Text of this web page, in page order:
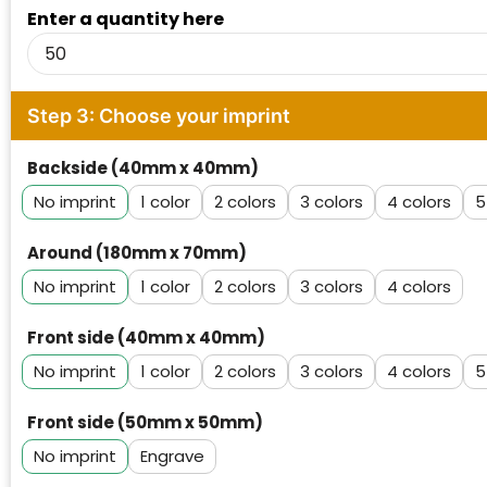
Enter a quantity here
Step 3: Choose your imprint
Backside (40mm x 40mm)
No imprint
1 2 3 4 5
Around (180mm x 70mm)
No imprint
1 2 3 4
Front side (40mm x 40mm)
No imprint
1 2 3 4 5
Front side (50mm x 50mm)
No imprint
Engrave